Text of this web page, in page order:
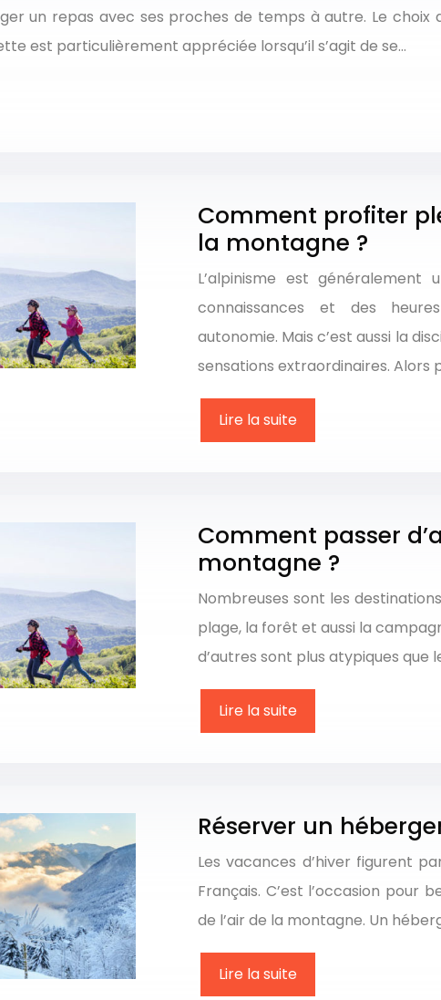
un repas avec ses proches de temps à autre. Le choix
est particulièrement appréciée lorsqu’il s’agit de se…
Comment profiter
la montagne ?
L’alpinisme est généralement
connaissances et des
autonomie. Mais c’est aussi la
sensations extraordinaires. Alors
Lire la suite
Comment passer
montagne ?
Nombreuses sont les
plage, la forêt et aussi la
d’autres sont plus atypiques que
Lire la suite
Réserver un
Les vacances d’hiver figurent
Français. C’est l’occasion pour
de l’air de la montagne. Un
Lire la suite